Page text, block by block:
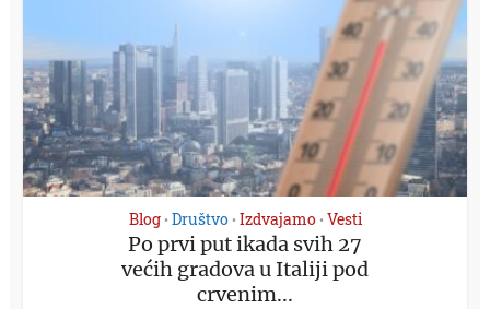
Blog • Društvo • Izdvajamo • Vesti
Po prvi put ikada svih 27
većih gradova u Italiji pod
crvenim...